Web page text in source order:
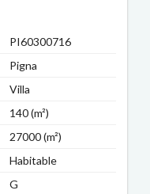
PI60300716
Pigna
Villa
140 (m²)
27000 (m²)
Habitable
G